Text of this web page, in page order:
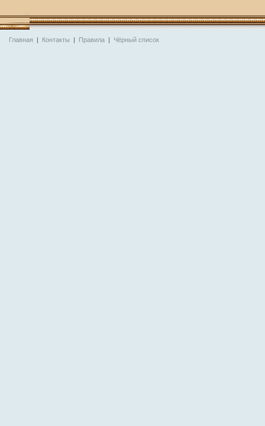
Главная | Контакты | Правила | Чёрный список